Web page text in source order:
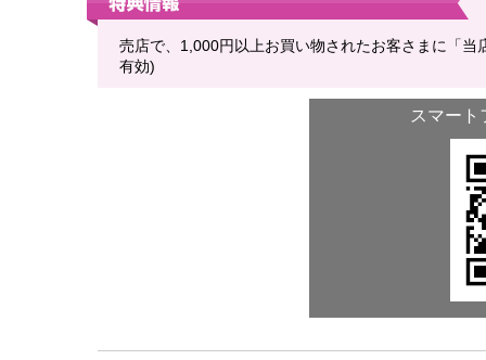
売店で、1,000円以上お買い物されたお客さまに「
有効)
スマート